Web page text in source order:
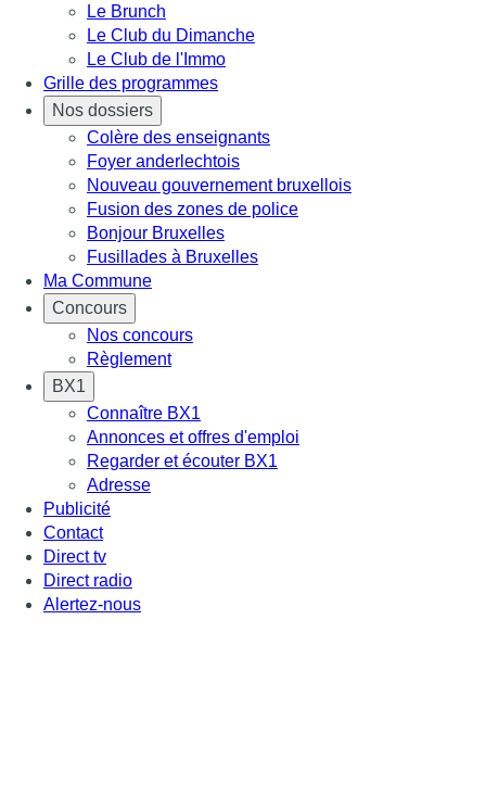
Le Brunch
Le Club du Dimanche
Le Club de l'Immo
Grille des programmes
Nos dossiers
Colère des enseignants
Foyer anderlechtois
Nouveau gouvernement bruxellois
Fusion des zones de police
Bonjour Bruxelles
Fusillades à Bruxelles
Ma Commune
Concours
Nos concours
Règlement
BX1
Connaître BX1
Annonces et offres d'emploi
Regarder et écouter BX1
Adresse
Publicité
Contact
Direct tv
Direct radio
Alertez-nous